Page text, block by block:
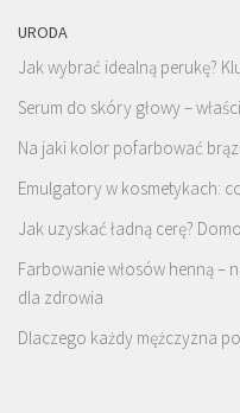
URODA
Jak wybrać idealną perukę?
Serum do skóry głowy –
Na jaki kolor pofarbować
Emulgatory w kosmetykach:
Jak uzyskać ładną cerę?
Farbowanie włosów henną –
dla zdrowia
Dlaczego każdy mężczyzna